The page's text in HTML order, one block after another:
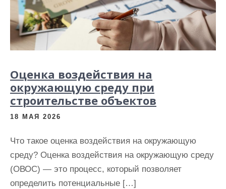
Оценка воздействия на
окружающую среду при
строительстве объектов
18 МАЯ 2026
Что такое оценка воздействия на окружающую
среду? Оценка воздействия на окружающую среду
(ОВОС) — это процесс, который позволяет
определить потенциальные […]